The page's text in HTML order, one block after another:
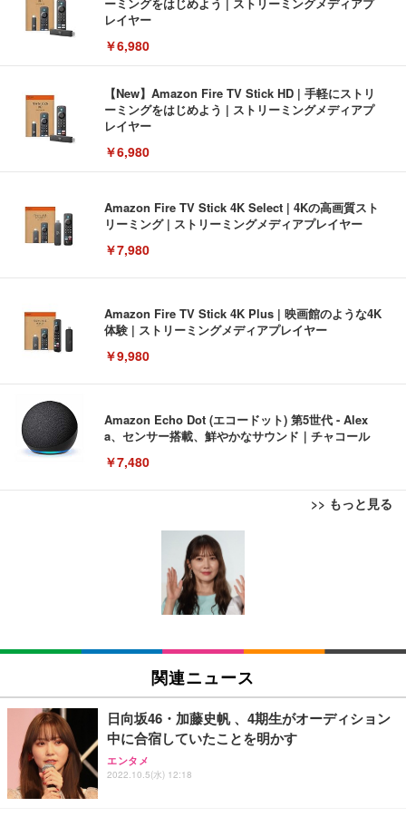
ーミングをはじめよう | ストリーミングメディアプ
レイヤー
￥6,980
【New】Amazon Fire TV Stick HD | 手軽にストリ
ーミングをはじめよう | ストリーミングメディアプ
レイヤー
￥6,980
Amazon Fire TV Stick 4K Select | 4Kの高画質スト
リーミング | ストリーミングメディアプレイヤー
￥7,980
Amazon Fire TV Stick 4K Plus | 映画館のような4K
体験 | ストリーミングメディアプレイヤー
￥9,980
Amazon Echo Dot (エコードット) 第5世代 - Alex
a、センサー搭載、鮮やかなサウンド｜チャコール
￥7,480
>> もっと見る
[EdoErgo] オフィスチェア 椅子 テレワーク 疲れな
い 跳ね上げ式アームレスト コンパクト 約105度ロッ
キング pc 事務椅子 360度回転 座面昇降 強化ナイロ
ン樹脂ベース 通気性メッシュ 在宅ワーク H-WY01
(黒網+黒枠+黒足)
SIHOO B100 オフィスチェア／デスクチェア メッシ
ュチェア 人間工学 疲れない ブラック
￥27,999
Sezlife オフィスチェア デスクチェア 疲れない テレ
ワーク チェア 強化バックレスト 30度ロッキング機
能 人間工学 椅子 腰サポート 90度跳ね上げ式アーム
EIZO ビジネス向けプレミアムモニター | FlexScan
EV3240X-WT | 31.5型4K UHD・USB Type-C・ホワ
￥105,595
EIZO ビジネス向けプレミアムモニター | FlexScan
￥109,572
【純正品】27"ゲーミングモニター DualSense 充電
フック付き（CFI-ZDM1J）
Amazonベーシック ペットシーツ 薄型 レギュラー 1
回使い捨て 無香料 ホワイト 300枚
Amazonベーシック ペットシーツ 厚型 ワイド 42枚
x2袋(84枚) ホワイト(吸収面:ライトブルー)
￥3,234
ネオ・ルーライフ ネオ・オムツ L 中型犬用 26枚入
り 単品
関連ニュース
日向坂46・加藤史帆 、4期生がオーディション
中に合宿していたことを明かす
エンタメ
2022.10.5(水) 12:18